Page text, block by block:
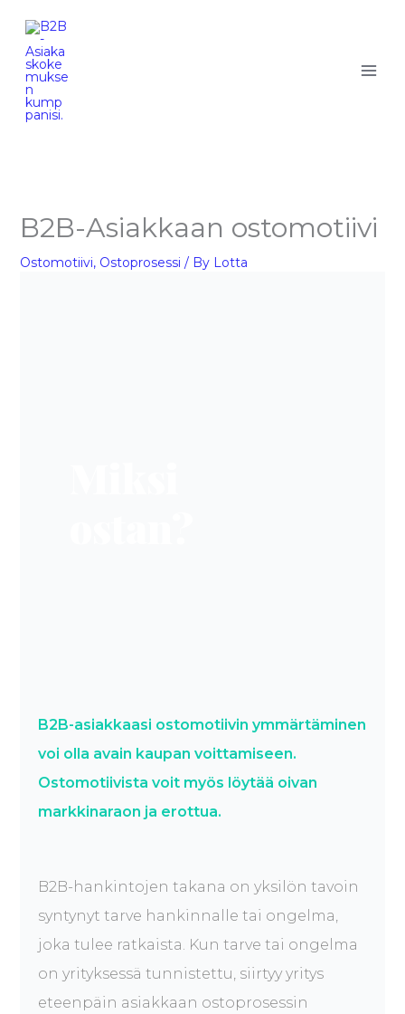
content
B2B-Asiakkaan ostomotiivi
Ostomotiivi, Ostoprosessi / By Lotta
B2B-asiakkaasi ostomotiivin ymmärtäminen
voi olla avain kaupan voittamiseen.
Ostomotiivista voit myös löytää oivan
markkinaraon ja erottua.​
B2B-hankintojen takana on yksilön tavoin
syntynyt tarve hankinnalle tai ongelma,
joka tulee ratkaista. Kun tarve tai ongelma
on yrityksessä tunnistettu, siirtyy yritys
eteenpäin asiakkaan ostoprosessin